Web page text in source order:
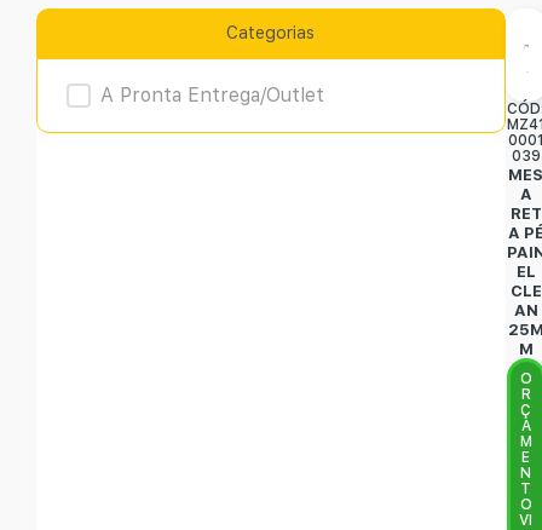
Categorias
Product Archive
A Pronta Entrega/Outlet
039
A
RET
A
EL
CLE
AN
M
O
R
Ç
A
M
E
N
T
O
VI